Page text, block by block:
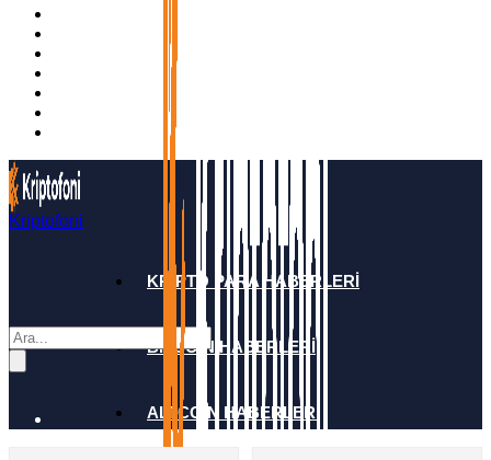
Kriptofoni
KRİPTO PARA HABERLERİ
BİTCOİN HABERLERİ
ALTCOİN HABERLERİ